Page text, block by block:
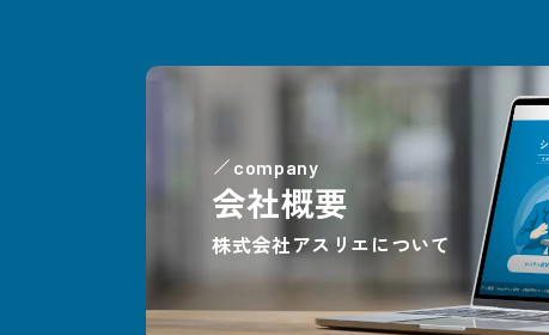
company
会社概要
株式会社アスリエについて